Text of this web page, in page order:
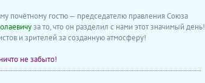
почётному гостю — председателю правления Союза
за то, что он разделил с нами этот значимый день!
и зрителей за созданную атмосферу!
не забыто!